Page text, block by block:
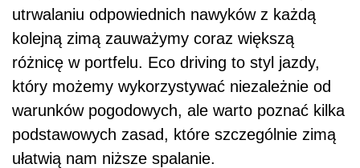
utrwalaniu odpowiednich nawyków z każdą
kolejną zimą zauważymy coraz większą
różnicę w portfelu. Eco driving to styl jazdy,
który możemy wykorzystywać niezależnie od
warunków pogodowych, ale warto poznać kilka
podstawowych zasad, które szczególnie zimą
ułatwią nam niższe spalanie.